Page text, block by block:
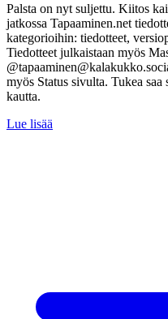
Palsta on nyt suljettu. Kiitos
jatkossa Tapaaminen.net
kategorioihin: tiedotteet,
Tiedotteet julkaistaan myös
myös Status sivulta. Tukea saa
kautta.
Lue lisää